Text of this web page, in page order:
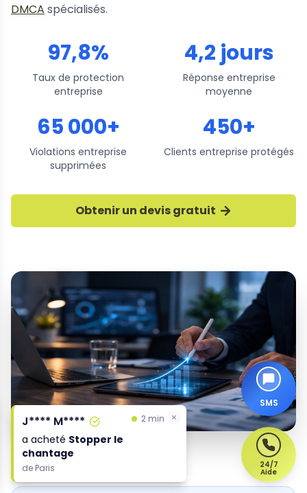
DMCA spécialisés.
97,8%
Taux de protection
entreprise
4,2 jours
Réponse entreprise
moyenne
65 000+
Violations entreprise
supprimées
450+
Clients entreprise protégés
Obtenir un devis gratuit
J**** M**** 2 min
a acheté Stopper le
chantage
de Paris
×
J**** M**** 2 min
a acheté Stopper le
chantage
de Paris
×
24/7
Aide
SMS